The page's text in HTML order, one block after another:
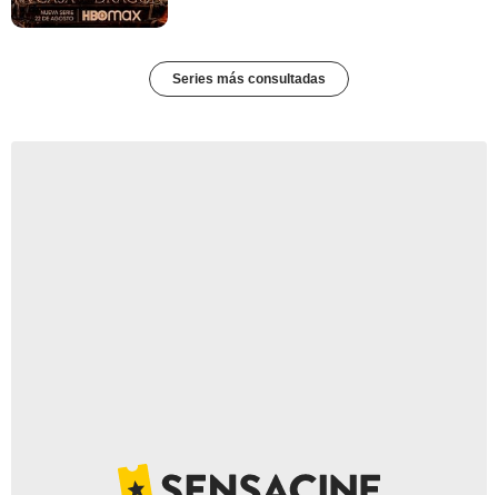
Series más consultadas